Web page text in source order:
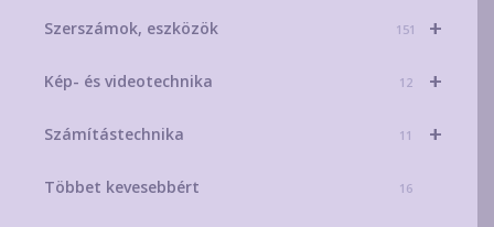
+
Szerszámok, eszközök 151
+
Kép- és videotechnika 12
+
Számítástechnika 11
Többet kevesebbért 16